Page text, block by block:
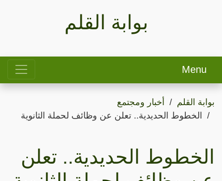
بوابة القلم
Menu
بوابة القلم
أخبار ومجتمع
الخطوط الحديدية.. تعلن عن وظائف لحملة الثانوية
الخطوط الحديدية.. تعلن